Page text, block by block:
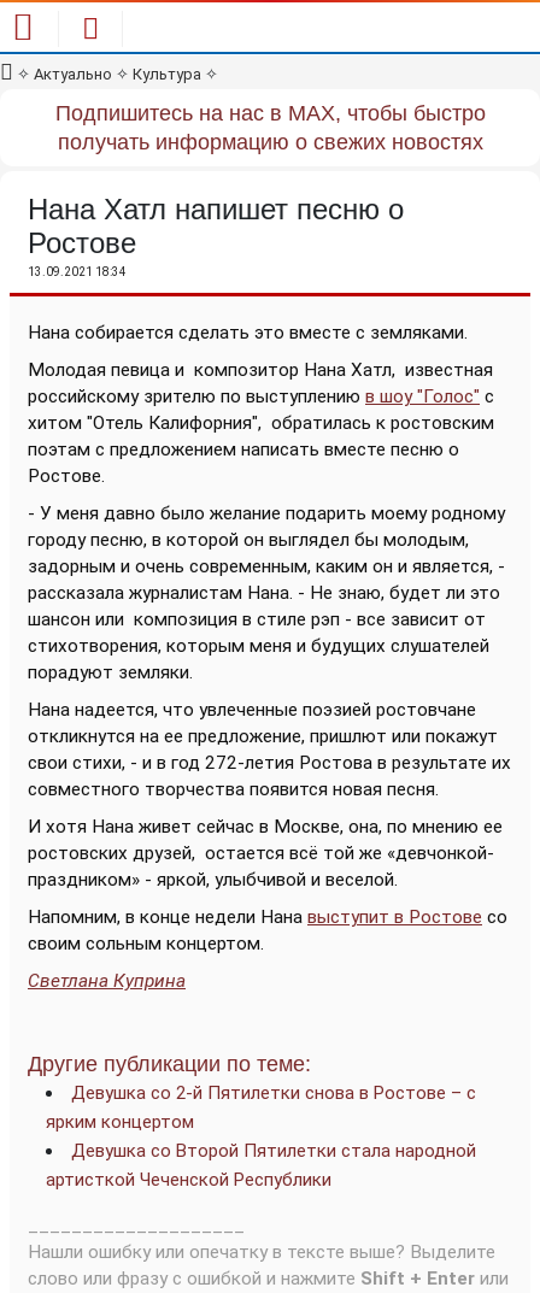
✧ Актуально ✧ Культура ✧
Подпишитесь на нас в MAX, чтобы быстро
получать информацию о свежих новостях
Нана Хатл напишет песню о
Ростове
13.09.2021 18:34
Нана собирается сделать это вместе с земляками.
Молодая певица и композитор Нана Хатл, известная
российскому зрителю по выступлению в шоу "Голос" с
хитом "Отель Калифорния", обратилась к ростовским
поэтам с предложением написать вместе песню о
Ростове.
- У меня давно было желание подарить моему родному
городу песню, в которой он выглядел бы молодым,
задорным и очень современным, каким он и является, -
рассказала журналистам Нана. - Не знаю, будет ли это
шансон или композиция в стиле рэп - все зависит от
стихотворения, которым меня и будущих слушателей
порадуют земляки.
Нана надеется, что увлеченные поэзией ростовчане
откликнутся на ее предложение, пришлют или покажут
свои стихи, - и в год 272-летия Ростова в результате их
совместного творчества появится новая песня.
И хотя Нана живет сейчас в Москве, она, по мнению ее
ростовских друзей, остается всё той же «девчонкой-
праздником» - яркой, улыбчивой и веселой.
Напомним, в конце недели Нана выступит в Ростове со
своим сольным концертом.
Светлана Куприна
Другие публикации по теме:
Девушка со 2-й Пятилетки снова в Ростове – с
ярким концертом
Девушка со Второй Пятилетки стала народной
артисткой Чеченской Республики
Нашли ошибку или опечатку в тексте выше? Выделите
слово или фразу с ошибкой и нажмите Shift + Enter или